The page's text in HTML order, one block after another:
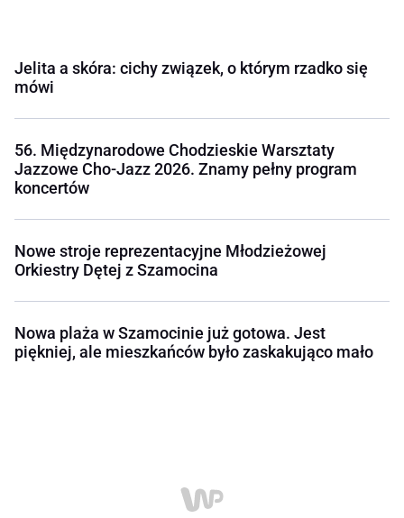
Jelita a skóra: cichy związek, o którym rzadko się
mówi
56. Międzynarodowe Chodzieskie Warsztaty
Jazzowe Cho-Jazz 2026. Znamy pełny program
koncertów
Nowe stroje reprezentacyjne Młodzieżowej
Orkiestry Dętej z Szamocina
Nowa plaża w Szamocinie już gotowa. Jest
piękniej, ale mieszkańców było zaskakująco mało